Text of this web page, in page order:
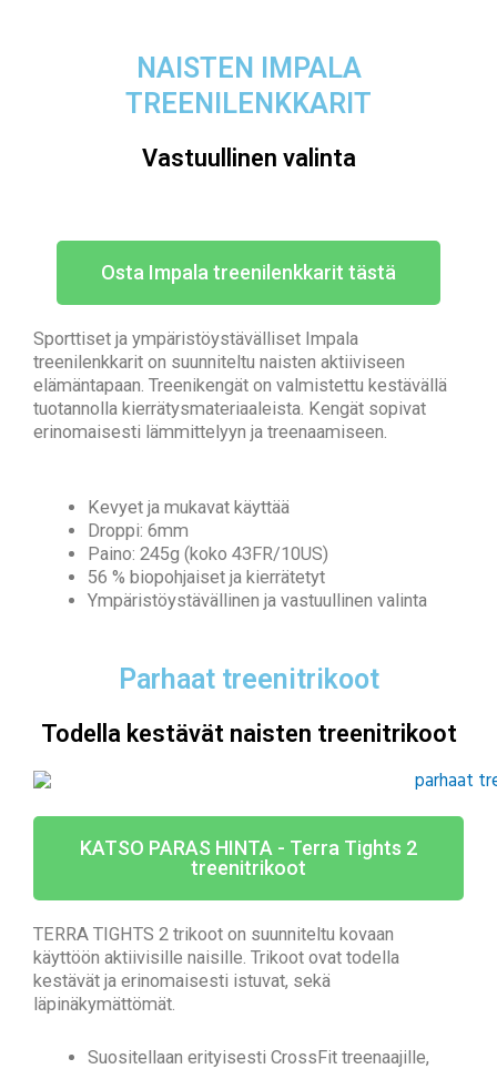
NAISTEN IMPALA
TREENILENKKARIT
Vastuullinen valinta
Osta Impala treenilenkkarit tästä
Sporttiset ja ympäristöystävälliset Impala
treenilenkkarit on suunniteltu naisten aktiiviseen
elämäntapaan. Treenikengät on valmistettu kestävällä
tuotannolla kierrätysmateriaaleista. Kengät sopivat
erinomaisesti lämmittelyyn ja treenaamiseen.
Kevyet ja mukavat käyttää
Droppi: 6mm
Paino: 245g (koko 43FR/10US)
56 % biopohjaiset ja kierrätetyt
Ympäristöystävällinen ja vastuullinen valinta
Parhaat treenitrikoot
Todella kestävät naisten treenitrikoot
KATSO PARAS HINTA - Terra Tights 2
treenitrikoot
TERRA TIGHTS 2 trikoot on suunniteltu kovaan
käyttöön aktiivisille naisille. Trikoot ovat todella
kestävät ja erinomaisesti istuvat, sekä
läpinäkymättömät.
Suositellaan erityisesti CrossFit treenaajille,